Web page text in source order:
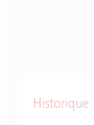
Historique